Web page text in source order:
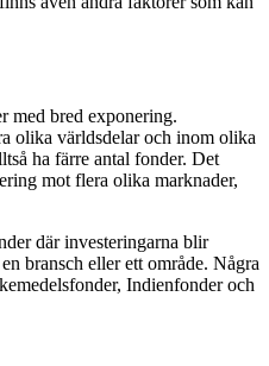
med bred exponering.
olika världsdelar och inom olika
ha färre antal fonder. Det
mot flera olika marknader,
där investeringarna blir
bransch eller ett område. Några
Indienfonder och